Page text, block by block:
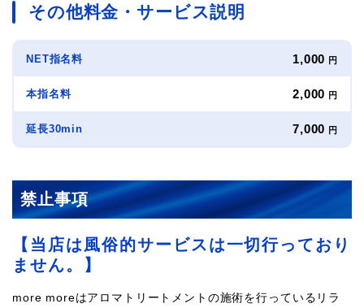
その他料金・サービス説明
NET指名料 1,000 円
本指名料 2,000 円
延長30min 7,000 円
禁止事項
【当店は風俗的サービスは一切行っており
ません。】
more moreはアロマトリートメントの施術を行っているリラ